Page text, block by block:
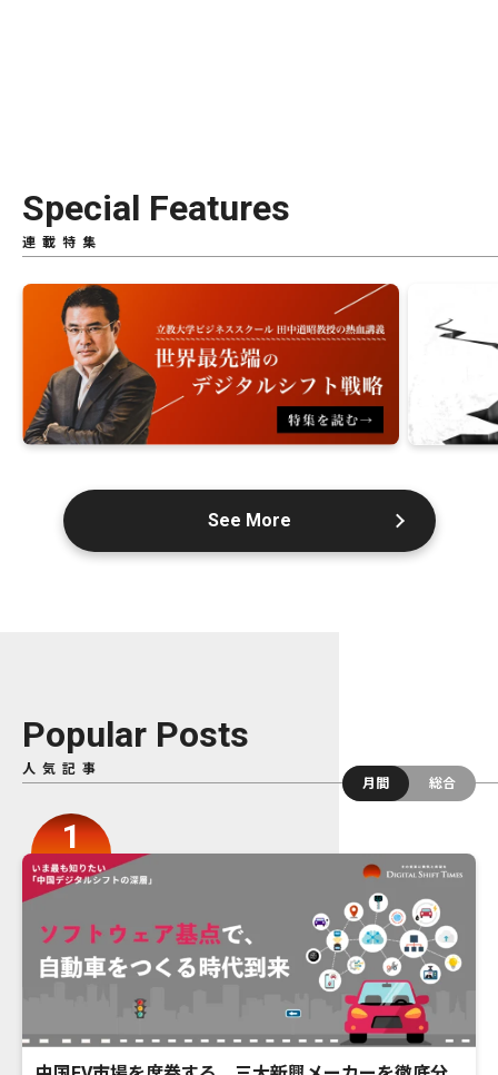
Special Features
連載特集
See More
Popular Posts
人気記事
月間
総合